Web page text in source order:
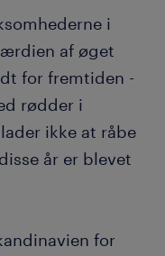
i
af øget
for fremtiden -
rødder i
ikke at råbe
år er blevet
for